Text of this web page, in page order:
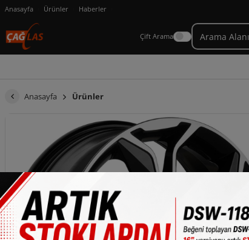
Anasayfa Ürünler Haberler
Çift Arama
Anasayfa Ürünler
×